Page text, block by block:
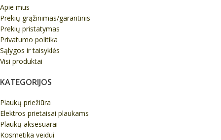
Apie mus
Prekių grąžinimas/garantinis
Prekių pristatymas
Privatumo politika
Sąlygos ir taisyklės
Visi produktai
KATEGORIJOS
Plaukų priežiūra
Elektros prietaisai plaukams
Plaukų aksesuarai
Kosmetika veidui